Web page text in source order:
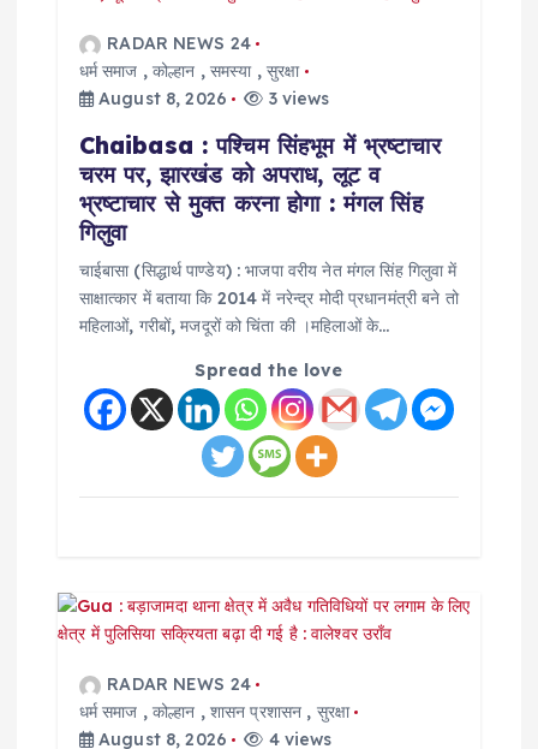
RADAR NEWS 24
धर्म समाज ,कोल्हान , समस्या, सुरक्षा
August 8, 2026
3 views
Chaibasa : पश्चिम सिंहभूम में भ्रष्टाचार
चरम पर, झारखंड को अपराध, लूट व
भ्रष्टाचार से मुक्त करना होगा : मंगल सिंह
गिलुवा
चाईबासा (सिद्धार्थ पाण्डेय) : भाजपा वरीय नेत मंगल सिंह गिलुवा में
साक्षात्कार में बताया कि 2014 में नरेन्द्र मोदी प्रधानमंत्री बने तो
महिलाओं, गरीबों, मजदूरों को चिंता की ।महिलाओं के…
Spread the love
RADAR NEWS 24
धर्म समाज ,कोल्हान , शासन प्रशासन , सुरक्षा
August 8, 2026
4 views